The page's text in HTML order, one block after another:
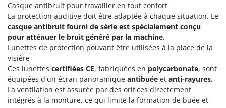
T
Taille-haies
Taille-haies à bras pour tracteur
Tarières
Tondeuses à Gazon
Tondeuses autoportées
Tondeuses débroussailleuses thermiques
Keter
KitchenAid
Komo
L
Laica
Lampacrescia - MGM
Landxcape
Casque antibruit pour travailler en tout confort
La protection auditive doit être adaptée à chaque situation. Le
casque antibruit fourni de série est spécialement conçu
pour atténuer le bruit généré par la machine.
Lunettes de protection pouvant être utilisées à la place de la
visière
Ces lunettes certifiées CE, fabriquées en polycarbonate, sont
équipées d'un écran panoramique antibuée et anti-rayures.
La ventilation est assurée par des orifices directement
intégrés à la monture, ce qui limite la formation de buée et